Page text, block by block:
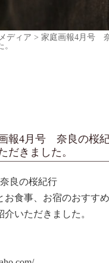
メディア > 家庭画報4月号
報4月号 奈良の桜
だきました。
良の桜紀行
お食事、お宿のおすす
いただきました。